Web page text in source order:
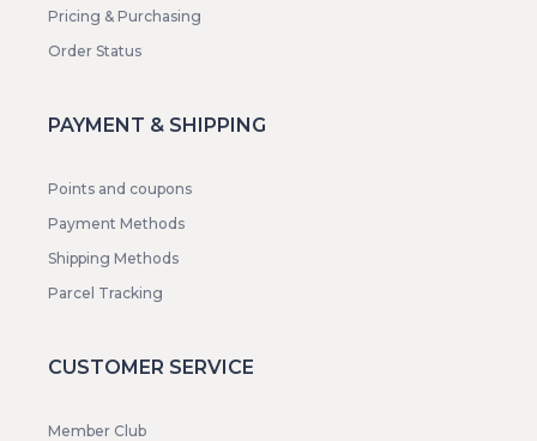
Pricing & Purchasing
Order Status
PAYMENT & SHIPPING
Points and coupons
Payment Methods
Shipping Methods
Parcel Tracking
CUSTOMER SERVICE
Member Club